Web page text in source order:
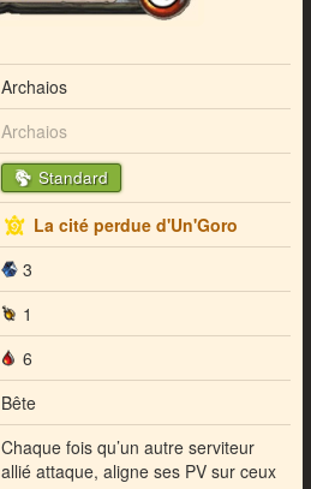
Archaios
Archaios
Standard
La cité perdue d'Un'Goro
3
1
6
Bête
Chaque fois qu’un autre serviteur
allié attaque, aligne ses PV sur ceux